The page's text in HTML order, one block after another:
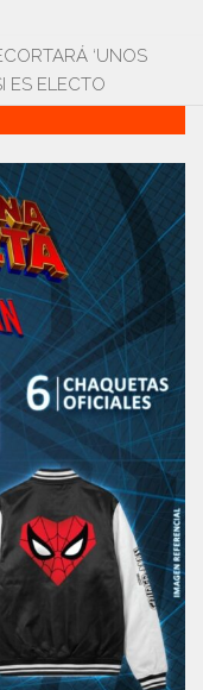
‘UNOS
ES ELECTO